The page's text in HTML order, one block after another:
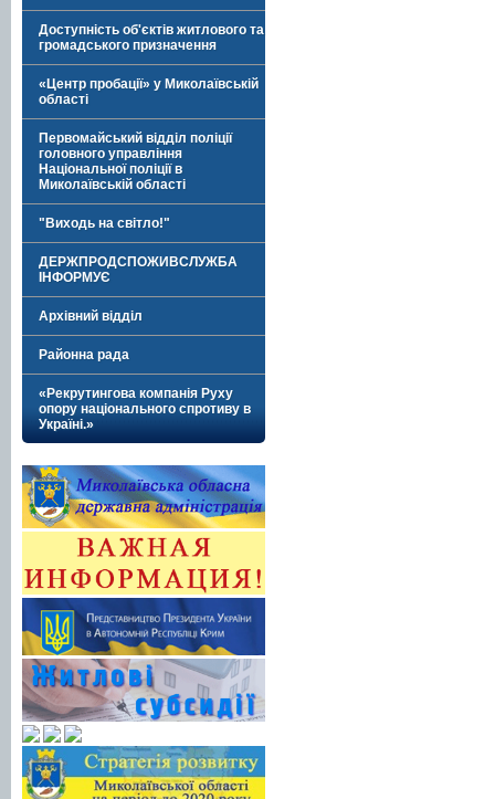
Доступність об'єктів житлового та
громадського призначення
«Центр пробації» у Миколаївській
області
Первомайський відділ поліції
головного управління
Національної поліції в
Миколаївській області
"Виходь на світло!"
ДЕРЖПРОДСПОЖИВСЛУЖБА
ІНФОРМУЄ
Архівний відділ
Районна рада
«Рекрутингова компанія Руху
опору національного спротиву в
Україні.»